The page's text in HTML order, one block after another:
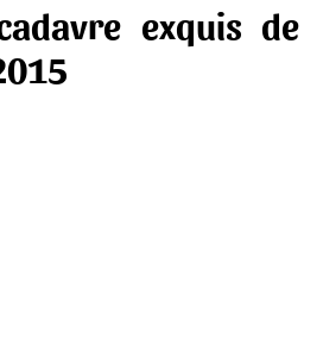
exquis de